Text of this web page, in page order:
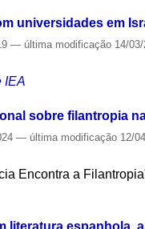
universidades em
— última modificação 14/
IEA
sobre filantropia
— última modificação 12/
Encontra a